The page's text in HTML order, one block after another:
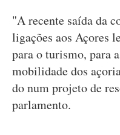
"A recente saída da
ligações aos Açores
para o turismo, para
mobilidade dos
do num projeto de
parlamento.